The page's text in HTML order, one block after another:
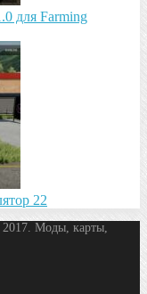
для Farming
22
Моды, карты,